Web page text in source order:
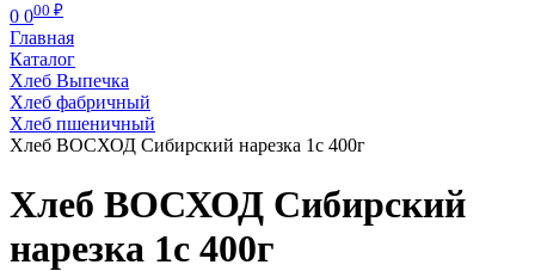
0 000 ₽
Главная
Каталог
Хлеб Выпечка
Хлеб фабричный
Хлеб пшеничный
Хлеб ВОСХОД Сибирский нарезка 1с 400г
Хлеб ВОСХОД Сибирский
нарезка 1с 400г